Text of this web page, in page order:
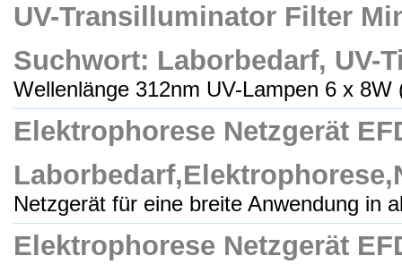
UV-Transilluminator Filter
Suchwort: Laborbedarf, UV-
Wellenlänge 312nm UV-Lampen 6 x 8W
Elektrophorese Netzgerät
Netzgerät für eine breite Anwendung in
Elektrophorese Netzgerät